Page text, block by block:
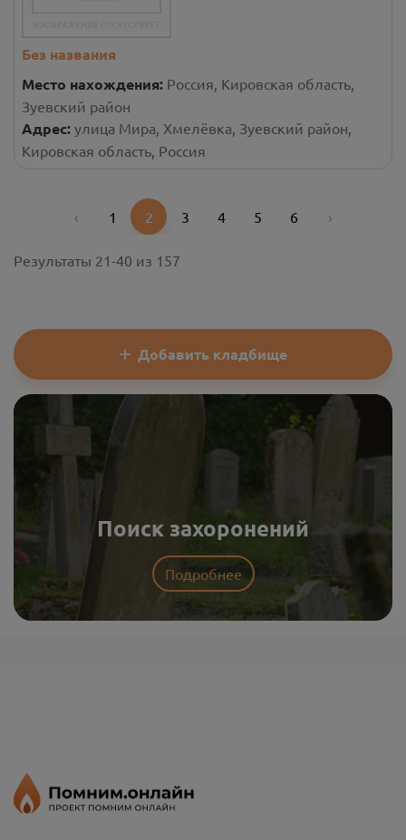
Без названия
Место нахождения: Россия, Кировская область,
Зуевский район
Адрес: улица Мира, Хмелёвка, Зуевский район,
Кировская область, Россия
‹Previous
1 2 3 4 5 6 ›Next
Результаты 21-40 из 157
Добавить кладбище
Поиск захоронений
Подробнее